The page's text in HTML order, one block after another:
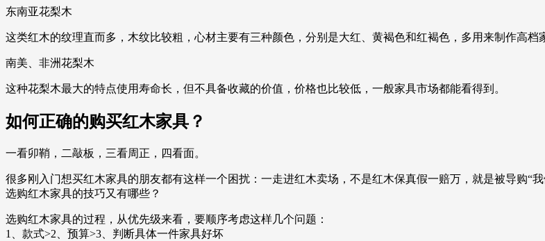
东南亚花梨木
这类红木的纹理直而多，木纹比较粗，心材主要有三种颜色，分别是大红、黄褐色和红褐色，多用来制作高档
南美、非洲花梨木
这种花梨木最大的特点使用寿命长，但不具备收藏的价值，价格也比较低，一般家具市场都能看得到。
如何正确的购买红木家具？
一看卯鞘，二敲板，三看周正，四看面。
很多刚入门想买红木家具的朋友都有这样一个困扰：一走进红木卖场，不是红木保真假一赔万，就是被导购
选购红木家具的技巧又有哪些？
选购红木家具的过程，从优先级来看，要顺序考虑这样几个问题：
1、款式>2、预算>3、判断具体一件家具好坏